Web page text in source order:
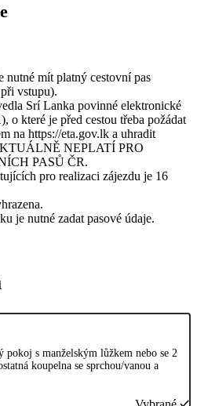
nutné mít platný cestovní pas
vstupu).
Srí Lanka povinné elektronické
o které je před cestou třeba požádat
na https://eta.gov.lk a uhradit
NEPLATÍ PRO
PASŮ ČR.
pro realizaci zájezdu je 16
je nutné zadat pasové údaje.
pokoj s manželským lůžkem nebo se 2
koupelna se sprchou/vanou a